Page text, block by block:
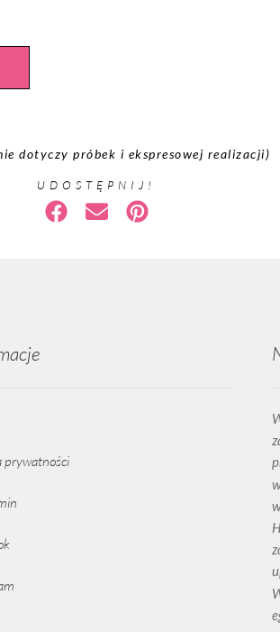
dotyczy próbek i ekspresowej realizacji)
UDOSTĘPNIJ!
prywatności